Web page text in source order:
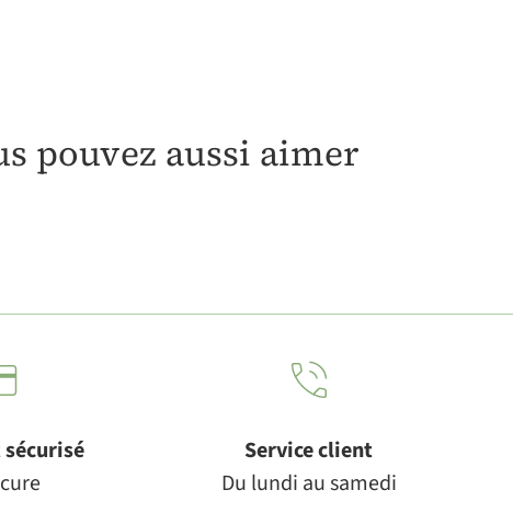
pouvez aussi aimer
Service client
Du lundi au samedi